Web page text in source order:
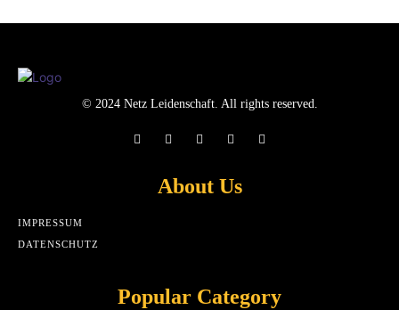
© 2024 Netz Leidenschaft. All rights reserved.
About Us
IMPRESSUM
DATENSCHUTZ
Popular Category